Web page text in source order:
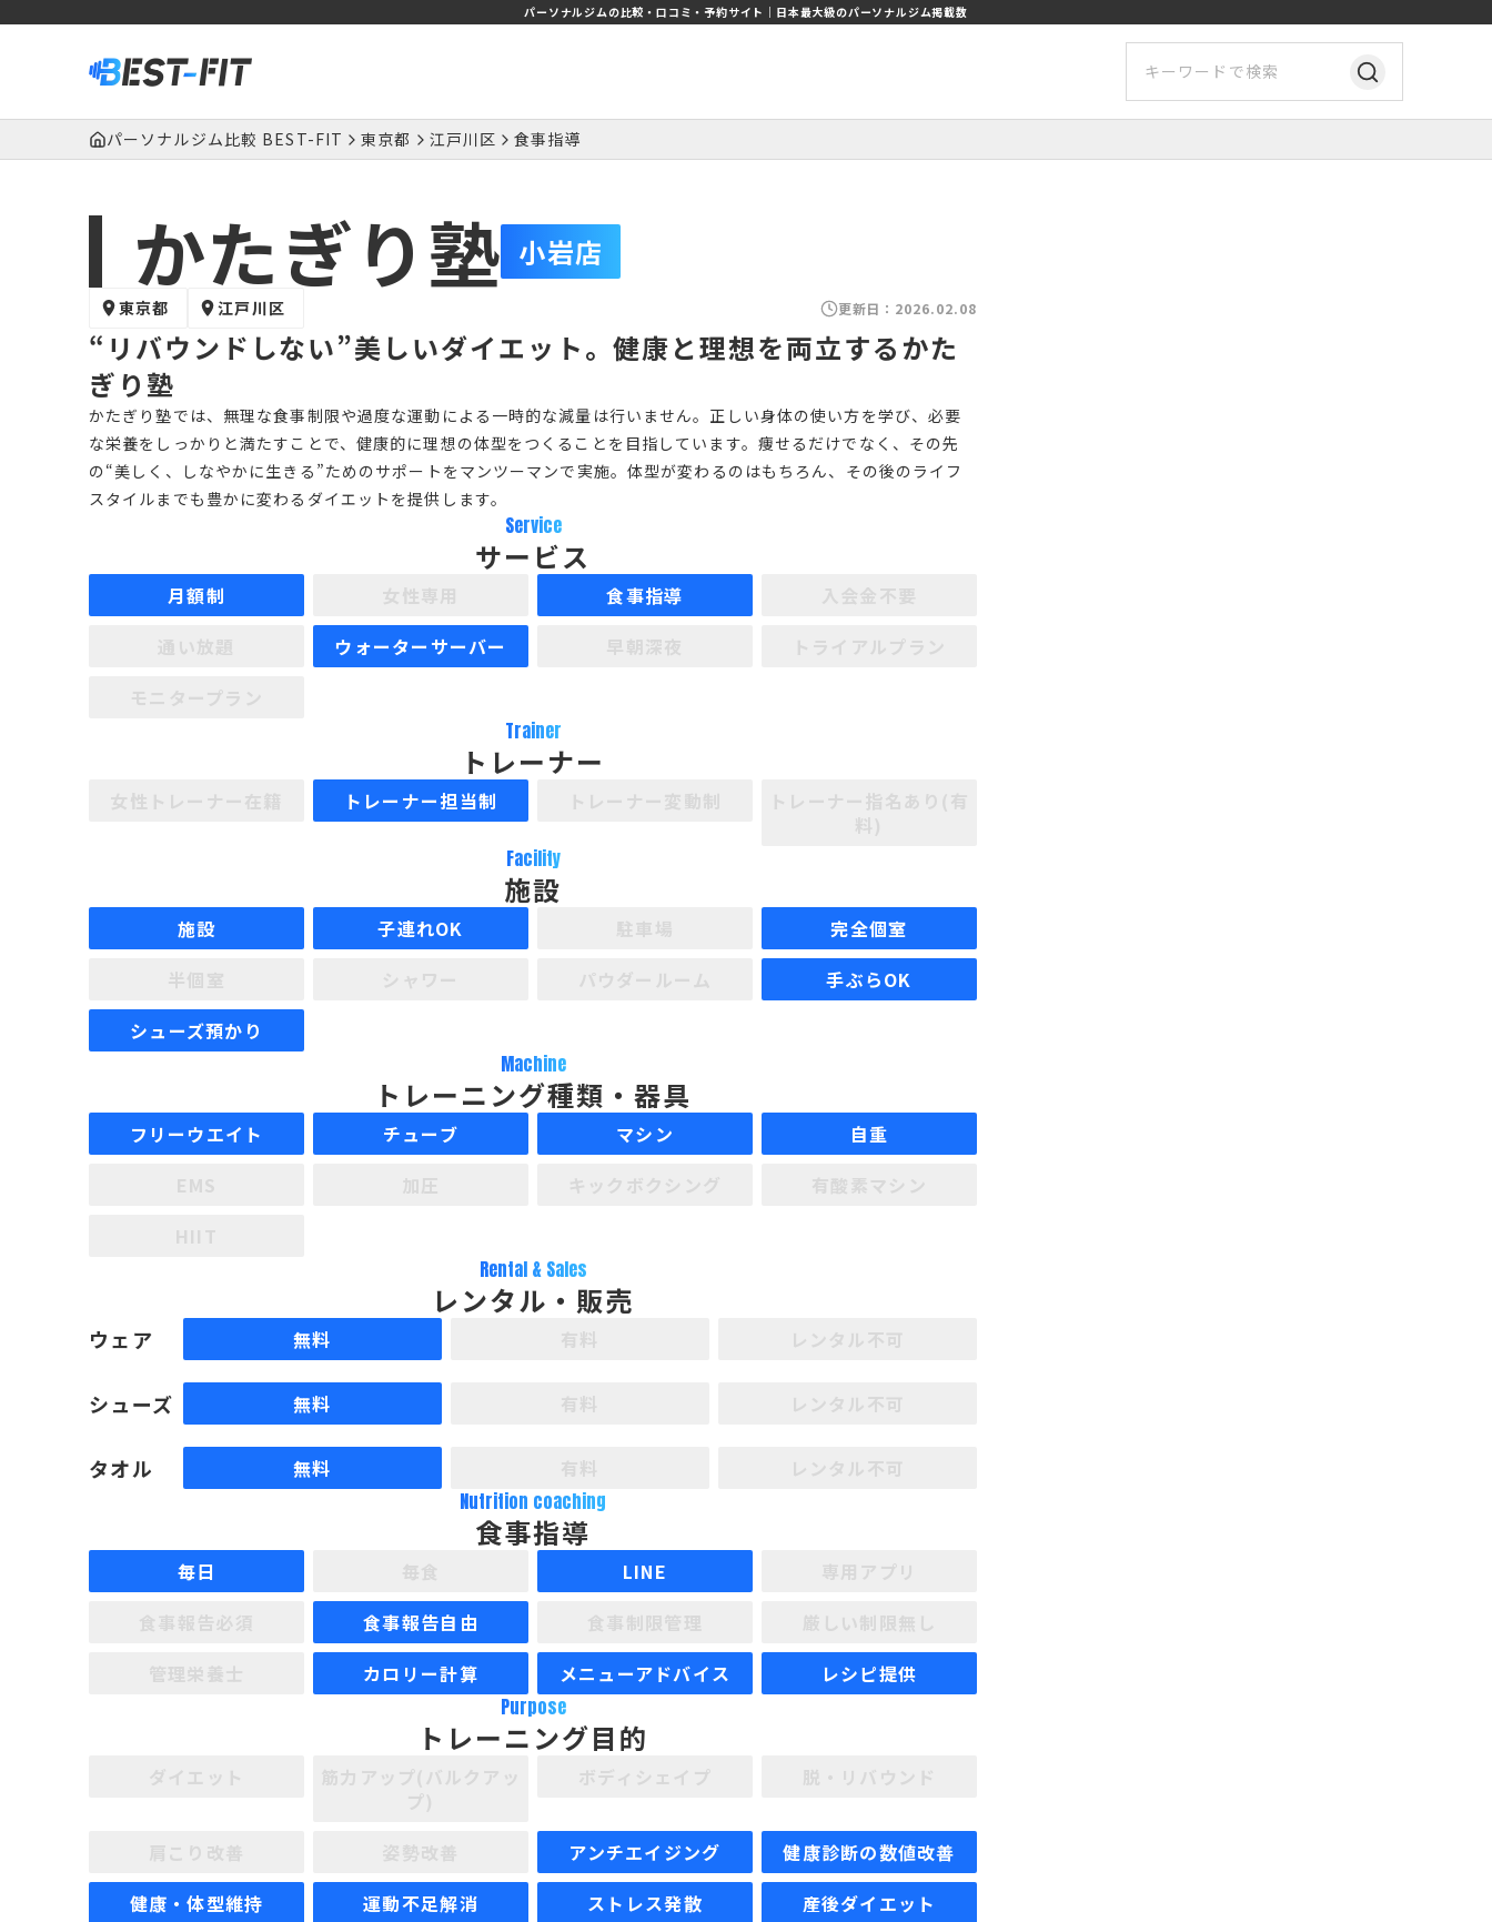
パーソナルジムの比較・口コミ・予約サイト｜日本最大級のパーソナルジム掲載数
パーソナルジム比較 BEST-FIT 東京都 江戸川区 食事指導
かたぎり塾 小岩店
東京都 江戸川区 更新日： 2026.02.08
“リバウンドしない”美しいダイエット。健康と理想を両立するかた
ぎり塾
かたぎり塾では、無理な食事制限や過度な運動による一時的な減量は行いません。正しい身体の使い方を学び、必要
な栄養をしっかりと満たすことで、健康的に理想の体型をつくることを目指しています。痩せるだけでなく、その先
の“美しく、しなやかに生きる”ためのサポートをマンツーマンで実施。体型が変わるのはもちろん、その後のライフ
スタイルまでも豊かに変わるダイエットを提供します。
Service
サービス
月額制 食事指導
ウォーターサーバー
Trainer
トレーナー
トレーナー担当制
Facility
施設
施設 子連れOK
完全個室
手ぶらOK
シューズ預かり
Machine
トレーニング種類・器具
フリーウエイト チューブ マシン
自重
Rental & Sales
レンタル・販売
ウェア 無料
シューズ 無料
タオル 無料
Nutrition coaching
食事指導
毎日 LINE
食事報告自由
カロリー計算 メニューアドバイス
レシピ提供
Purpose
トレーニング目的
アンチエイジング
健康診断の数値改善
健康・体型維持
運動不足解消 ストレス発散
産後ダイエット